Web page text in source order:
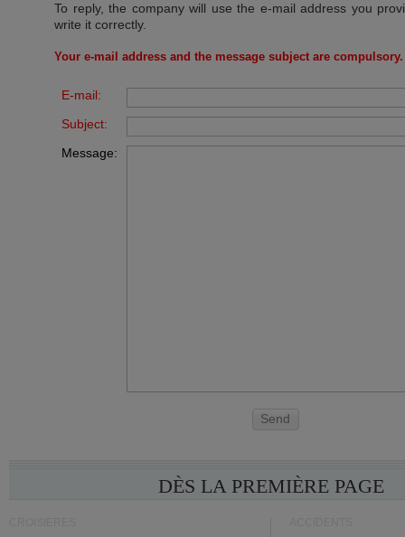
To reply, the company will use the e-mail address you
write it correctly.
Your e-mail address and the message subject are compulsory.
E-mail:
Subject:
Message:
Send
DÈS LA PREMIÈRE PAGE